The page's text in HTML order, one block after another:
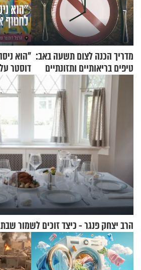
מדריך הכנה לצום תשעה באב:
טיפים בריאותיים ותזונתיים
לשמירה על הגוף
"הוא
דוסטר
הרב יצחק פנגר - כיצד זוכים לשמור